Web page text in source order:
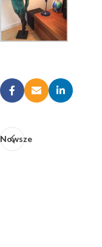
Nowsze